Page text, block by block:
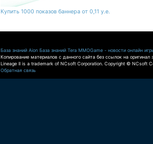
Купить 1000 показов баннера от 0,11 у.е.
База знаний Aion База знаний Tera MMOGame - новости онлайн
Копирование материалов с данного сайта без ссылок на оригинал
Lineage II is a trademark of NCsoft Corporation. Copyright © NCsoft
Обратная связь